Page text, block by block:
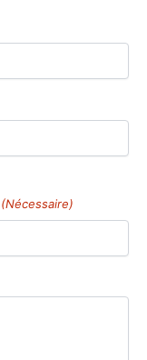
(Nécessaire)